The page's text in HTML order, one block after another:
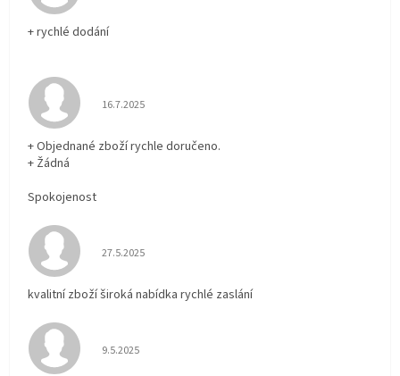
+ rychlé dodání
Hodnocení obchodu je 5 z 5 hvězdiček.
16.7.2025
+ Objednané zboží rychle doručeno.
+ Žádná
Spokojenost
Hodnocení obchodu je 5 z 5 hvězdiček.
27.5.2025
kvalitní zboží široká nabídka rychlé zaslání
Hodnocení obchodu je 5 z 5 hvězdiček.
9.5.2025